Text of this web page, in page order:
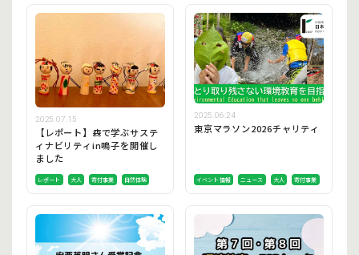
2025.07.15
【レポート】森で学ぶサステ
ィナビリティin鳴子を開催し
ました
レポート 大人 寄付事業 自然体験
2025.06.24
東京マラソン2026チャリティ
イベント情報 ニュース 大人 寄付事業